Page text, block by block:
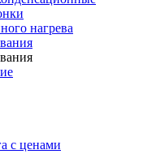
нагрева
с ценами